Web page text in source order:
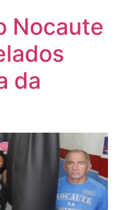
Nocaute
da